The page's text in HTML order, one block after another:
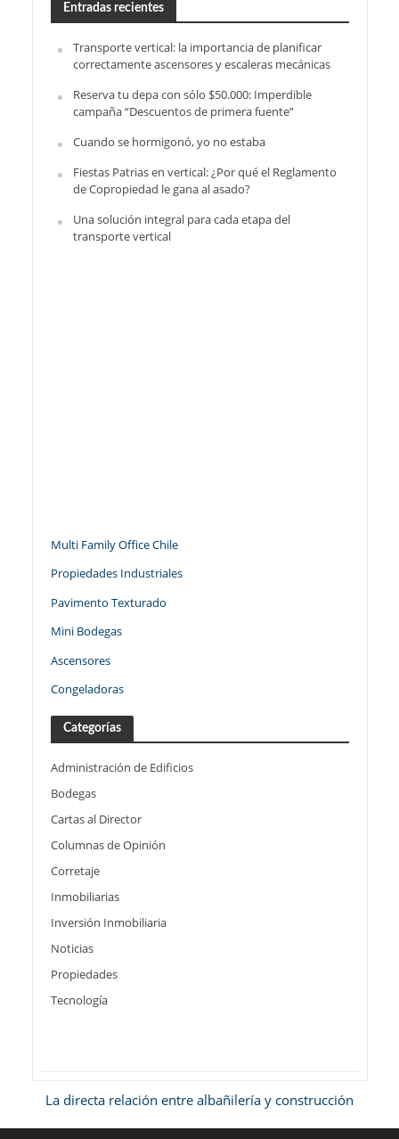
Entradas recientes
Transporte vertical: la importancia de planificar
correctamente ascensores y escaleras mecánicas
Reserva tu depa con sólo $50.000: Imperdible
campaña “Descuentos de primera fuente”
Cuando se hormigonó, yo no estaba
Fiestas Patrias en vertical: ¿Por qué el Reglamento
de Copropiedad le gana al asado?
Una solución integral para cada etapa del
transporte vertical
Multi Family Office Chile
Propiedades Industriales
Pavimento Texturado
Mini Bodegas
Ascensores
Congeladoras
Categorías
Administración de Edificios
Bodegas
Cartas al Director
Columnas de Opinión
Corretaje
Inmobiliarias
Inversión Inmobiliaria
Noticias
Propiedades
Tecnología
La directa relación entre albañilería y construcción